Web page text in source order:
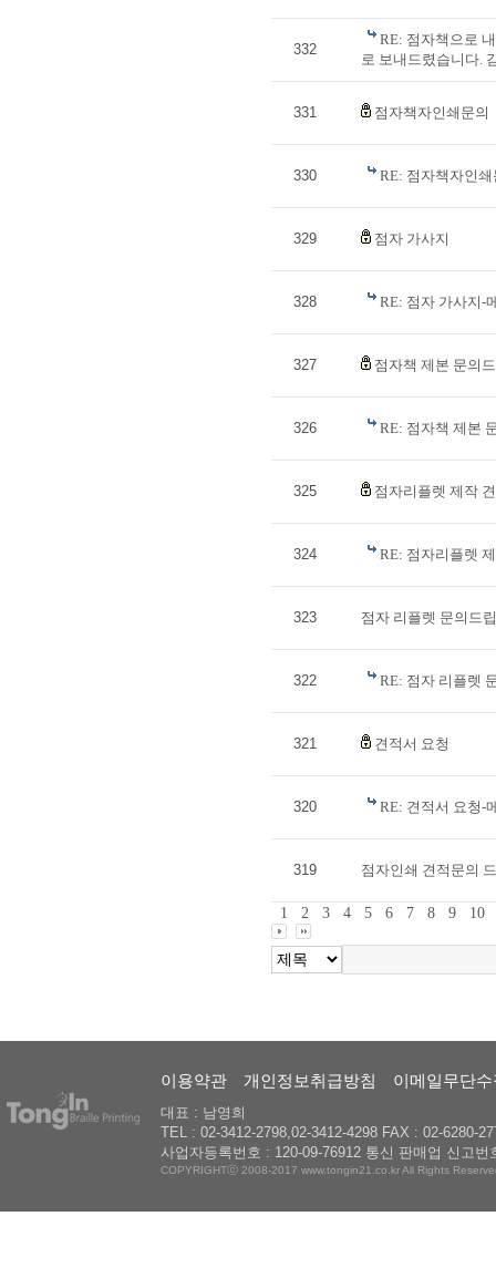
332
RE: 점자책으로
로 보내드렸습니다.
331 점자책자인쇄문의
330 RE: 점자책자인
329 점자 가사지
328 RE: 점자 가사지-
327 점자책 제본 문의
326 RE: 점자책 제본
325 점자리플렛 제작
324 RE: 점자리플렛
323 점자 리플렛 문의드
322 RE: 점자 리플렛
321 견적서 요청
320 RE: 견적서 요청-
319 점자인쇄 견적문의
1 2 3 4 5 6 7 8 9 10
이용약관 개인정보취급방침 이메일무단
대표 : 남영희
TEL : 02-3412-2798,02-3412-4298 FAX : 02-6280-
사업자등록번호 : 120-09-76912 통신 판매업 신고번
COPYRIGHTⓒ 2008-2017 www.tongin21.co.kr All Rights